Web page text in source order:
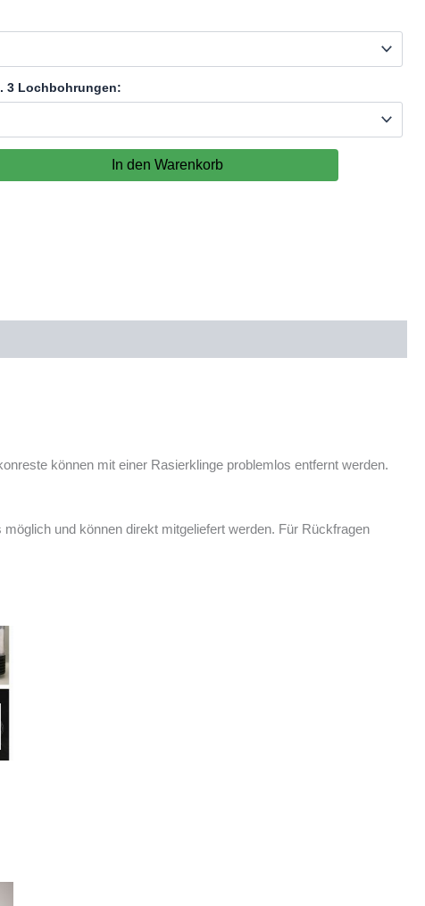
3 Lochbohrungen:
In den Warenkorb
können mit einer Rasierklinge problemlos entfernt werden.
möglich und können direkt mitgeliefert werden. Für Rückfragen